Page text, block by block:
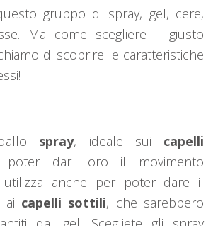
gruppo di spray, gel, cere,
Ma come scegliere il giusto
di scoprire le caratteristiche
spray, ideale sui capelli
dar loro il movimento
utilizza anche per poter dare il
ai capelli sottili, che sarebbero